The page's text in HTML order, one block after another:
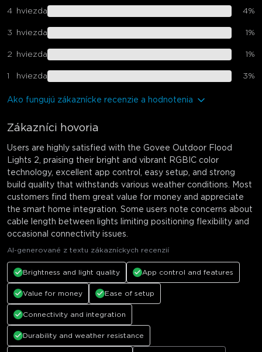
4 hviezda 4%
3 hviezda 1 %
2 hviezda 1 %
1 hviezda 3%
Ako fungujú zákaznícke recenzie a hodnotenia
Zákazníci hovoria
Users are highly satisfied with the Govee Outdoor Flood
Lights 2, praising their bright and vibrant RGBIC color
technology, excellent app control, easy setup, and strong
build quality that withstands various weather conditions. Most
customers find them great value for money and appreciate
the smart home integration. Some users note concerns about
cable length between lights limiting positioning flexibility and
occasional connectivity issues.
AI-generované z textu zákazníckych recenzií
Brightness and light quality App control and features
Value for money Ease of setup
Connectivity and integration
Durability and weather resistance